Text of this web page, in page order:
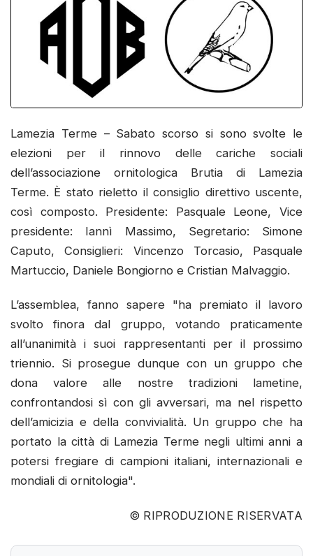
Lamezia Terme – Sabato scorso si sono svolte le
elezioni per il rinnovo delle cariche sociali
dell’associazione ornitologica Brutia di Lamezia
Terme. È stato rieletto il consiglio direttivo uscente,
così composto. Presidente: Pasquale Leone, Vice
presidente: Iannì Massimo, Segretario: Simone
Caputo, Consiglieri: Vincenzo Torcasio, Pasquale
Martuccio, Daniele Bongiorno e Cristian Malvaggio.
L’assemblea, fanno sapere "ha premiato il lavoro
svolto finora dal gruppo, votando praticamente
all’unanimità i suoi rappresentanti per il prossimo
triennio. Si prosegue dunque con un gruppo che
dona valore alle nostre tradizioni lametine,
confrontandosi sì con gli avversari, ma nel rispetto
dell’amicizia e della convivialità. Un gruppo che ha
portato la città di Lamezia Terme negli ultimi anni a
potersi fregiare di campioni italiani, internazionali e
mondiali di ornitologia".
© RIPRODUZIONE RISERVATA